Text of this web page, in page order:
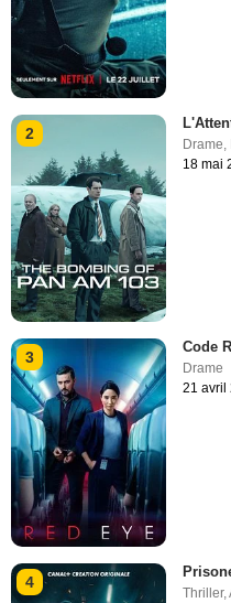
2
Drame,
18 mai
3
Code
Drame
21 avril
4
Thriller,